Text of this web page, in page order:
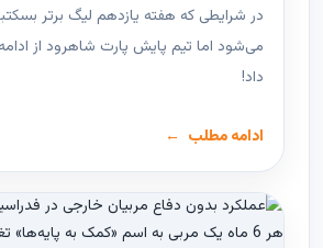
در شرایطی که هفته یازدهم لیگ ‌برتر
می‌شود اما تیم پایش پارت شاهرود از
داد!
ادامه مطلب